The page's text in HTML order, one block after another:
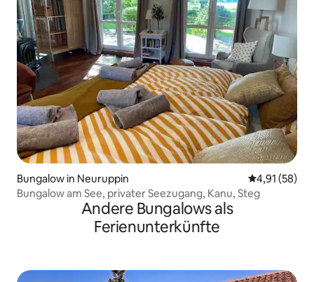
Bungalow in Neuruppin
4,91 (58)
Bungalow am See, privater Seezugang, Kanu, Steg
Andere Bungalows als
Ferienunterkünfte